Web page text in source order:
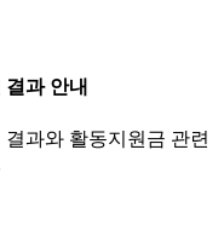
과 안내
과와 활동지원금 관련